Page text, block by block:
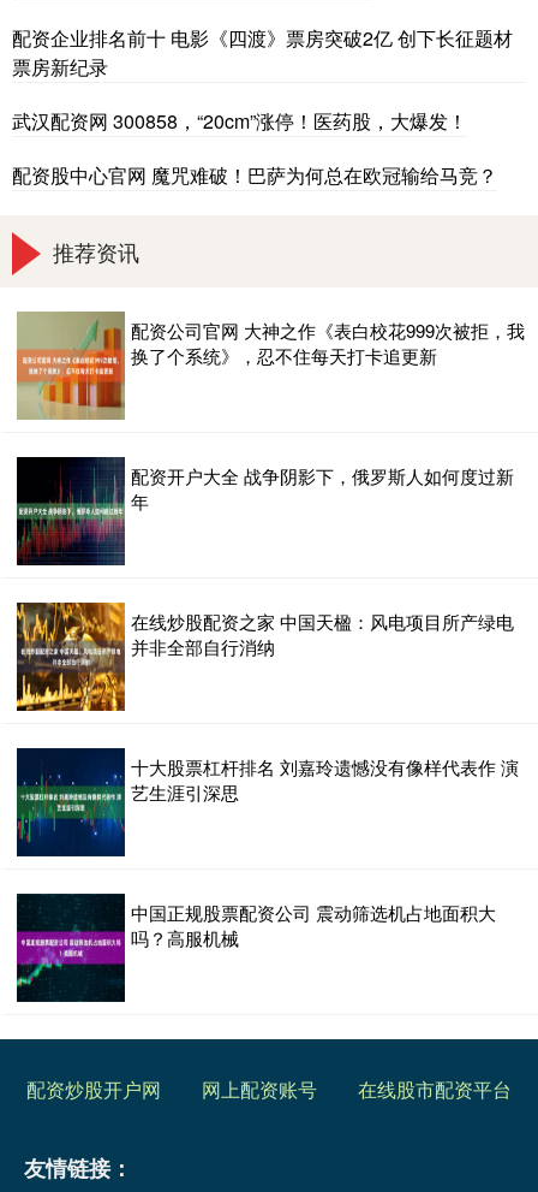
配资企业排名前十 电影《四渡》票房突破2亿 创下长征题材
票房新纪录
武汉配资网 300858，“20cm”涨停！医药股，大爆发！
配资股中心官网 魔咒难破！巴萨为何总在欧冠输给马竞？
推荐资讯
配资公司官网 大神之作《表白校花999次被拒，我
换了个系统》，忍不住每天打卡追更新
配资开户大全 战争阴影下，俄罗斯人如何度过新
年
在线炒股配资之家 中国天楹：风电项目所产绿电
并非全部自行消纳
十大股票杠杆排名 刘嘉玲遗憾没有像样代表作 演
艺生涯引深思
中国正规股票配资公司 震动筛选机占地面积大
吗？高服机械
配资炒股开户网 网上配资账号 在线股市配资平台
友情链接：